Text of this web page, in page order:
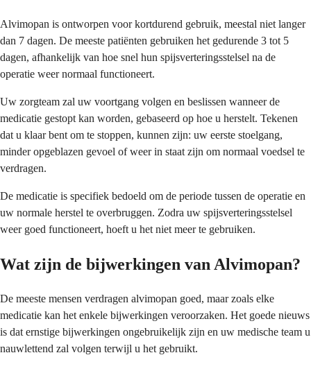
Alvimopan is ontworpen voor kortdurend gebruik, meestal niet langer
dan 7 dagen. De meeste patiënten gebruiken het gedurende 3 tot 5
dagen, afhankelijk van hoe snel hun spijsverteringsstelsel na de
operatie weer normaal functioneert.
Uw zorgteam zal uw voortgang volgen en beslissen wanneer de
medicatie gestopt kan worden, gebaseerd op hoe u herstelt. Tekenen
dat u klaar bent om te stoppen, kunnen zijn: uw eerste stoelgang,
minder opgeblazen gevoel of weer in staat zijn om normaal voedsel te
verdragen.
De medicatie is specifiek bedoeld om de periode tussen de operatie en
uw normale herstel te overbruggen. Zodra uw spijsverteringsstelsel
weer goed functioneert, hoeft u het niet meer te gebruiken.
Wat zijn de bijwerkingen van Alvimopan?
De meeste mensen verdragen alvimopan goed, maar zoals elke
medicatie kan het enkele bijwerkingen veroorzaken. Het goede nieuws
is dat ernstige bijwerkingen ongebruikelijk zijn en uw medische team u
nauwlettend zal volgen terwijl u het gebruikt.